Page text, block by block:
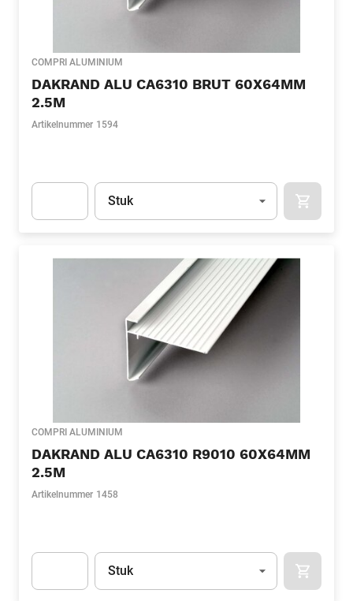
COMPRI ALUMINIUM
DAKRAND ALU CA6310 BRUT 60X64MM
2.5M
Artikelnummer 1594
Eenheid
Stuk
COMPRI ALUMINIUM
DAKRAND ALU CA6310 R9010 60X64MM
2.5M
Artikelnummer 1458
Eenheid
Stuk